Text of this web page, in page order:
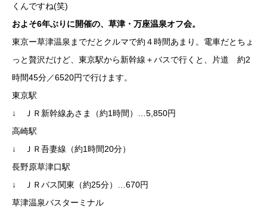
くんですね(笑)
およそ6年ぶりに開催の、草津・万座温泉オフ会。
東京ー草津温泉までだとクルマで約４時間あまり。電車だとちょ
っと贅沢だけど、東京駅から新幹線＋バスで行くと、片道 約2
時間45分／6520円で行けます。
東京駅
↓ ＪＲ新幹線あさま（約1時間）…5,850円
高崎駅
↓ ＪＲ吾妻線（約1時間20分）
長野原草津口駅
↓ ＪＲバス関東（約25分）…670円
草津温泉バスターミナル